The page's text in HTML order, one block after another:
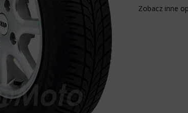
Zobacz inne